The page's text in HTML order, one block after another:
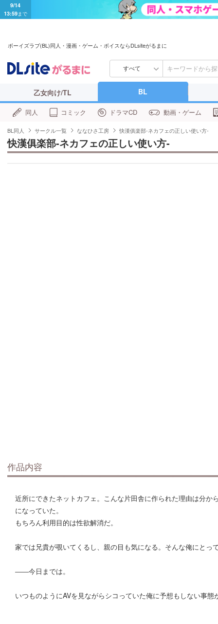
9/14
13:59まで
ボーイズラブ(BL)同人・漫画・ゲーム・ボイスならDLsiteがるまに
すべて
乙女向け/TL BL
同人 コミック ドラマCD 動画・ゲーム
BL同人 サークル一覧 ななひさ工房 快漢俱楽部-ネカフェの正しい使い方-
快漢俱楽部-ネカフェの正しい使い方-
作品内容
近所にできたネットカフェ。こんな片田舎に作られた理由は分か
になっていた。
もちろん利用目的は性欲解消だ。
家では兄貴が覗いてくるし、親の目も気になる。そんな俺にと
――今日までは。
いつものようにAVを見ながらシコっていた俺に予想もしない事態